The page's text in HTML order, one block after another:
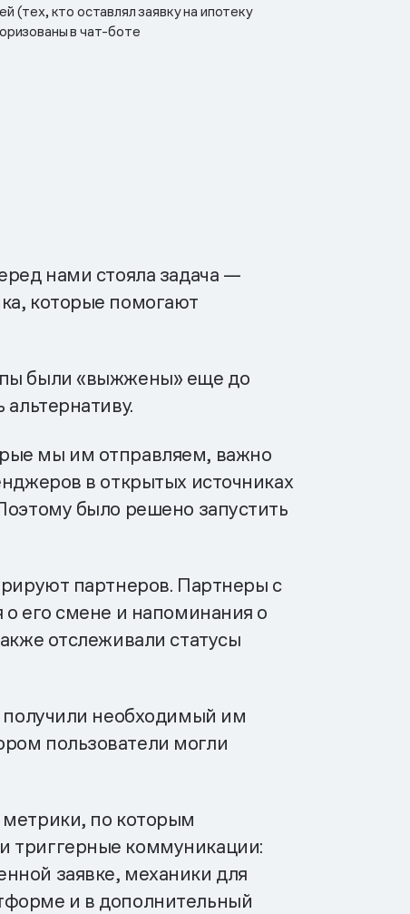
(тех, кто оставлял заявку на ипотеку
в чат-боте
нами стояла задача —
которые помогают
были «выжжены» еще до
мы им отправляем, важно
в открытых источниках
было решено запустить
партнеров. Партнеры с
о его смене и напоминания о
отслеживали статусы
получили необходимый им
пользователи могли
по которым
триггерные коммуникации:
заявке, механики для
и в дополнительный